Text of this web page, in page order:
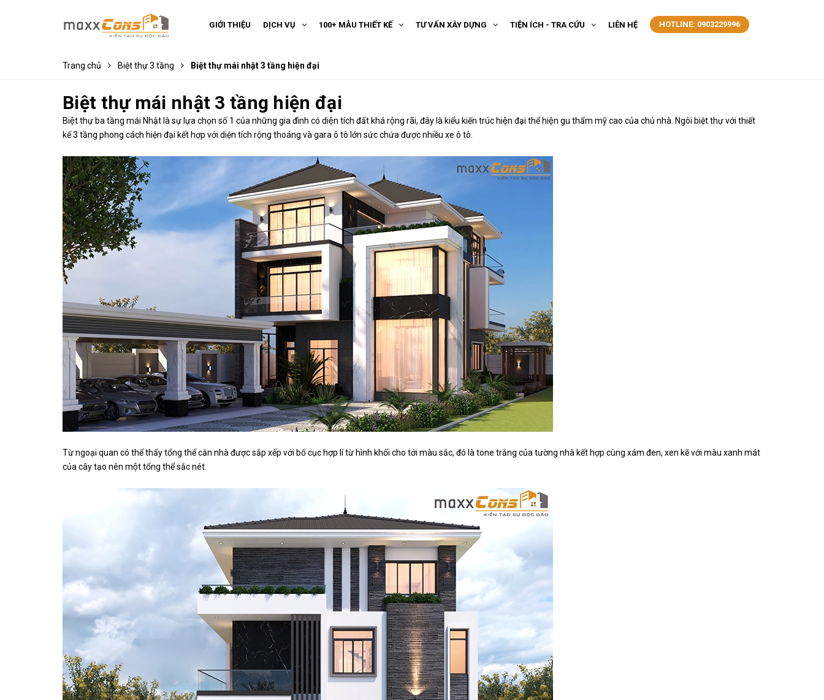
HOTLINE: 0903229996
GIỚI THIỆU DỊCH VỤ 100+ MẪU THIẾT KẾ TƯ VẤN XÂY DỰNG TIỆN ÍCH - TRA CỨU LIÊN HỆ
Trang chủ Biệt thự 3 tầng Biệt thự mái nhật 3 tầng hiện đại
Biệt thự mái nhật 3 tầng hiện đại
Biệt thự ba tầng mái Nhật là sự lựa chọn số 1 của những gia đình có diện tích đất khá rộng rãi, đây là kiểu kiến trúc hiện đại thể hiện gu thẩm mỹ cao của chủ nhà. Ngôi biệt thự với thiết
kế 3 tầng phong cách hiện đại kết hợp với diện tích rộng thoáng và gara ô tô lớn sức chứa được nhiều xe ô tô.
Từ ngoại quan có thể thấy tổng thể căn nhà được sắp xếp với bố cục hợp lí từ hình khối cho tới màu sắc, đó là tone trắng của tường nhà kết hợp cùng xám đen, xen kẽ với màu xanh mát
của cây tạo nên một tổng thể sắc nét.